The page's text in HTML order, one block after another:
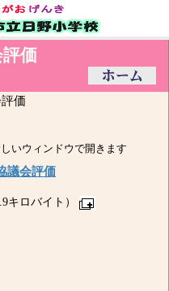
評価
価
いウィンドウで開きます
議会評価
キロバイト）